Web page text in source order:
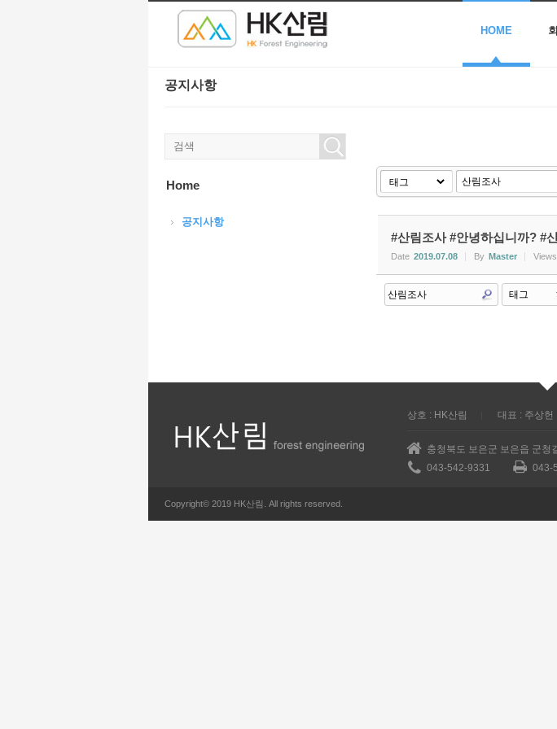
HOME
공지사항
#산림조사 #안녕하십니까? #
Date 2019.07.08 By Master Views
Home
공지사항
상호 : HK산림 대표 : 주상헌
충청북도 보은군 보은읍 군청
043-542-9331
043-
Copyright© 2019 HK산림. All rights reserved.
Sketchbook5, 스케치북5
Sketchbook5, 스케치북5
Sketchbook5, 스케치북5
Sketchbook5, 스케치북5